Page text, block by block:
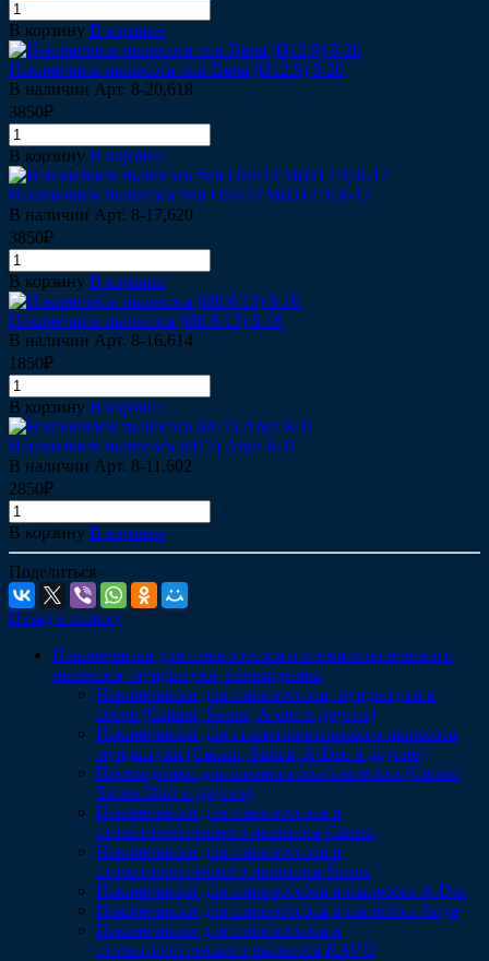
В корзину В корзине
Наконечник пылесоса тип Darta (Ø12.9) 8-20
В наличии Арт. 8-20,618
3850₽
В корзину В корзине
Наконечник пылесоса тип OSSTEM(Ø12.9) 8-17
В наличии Арт. 8-17,620
3850₽
В корзину В корзине
Наконечник пылесоса (Ø8.6/13) 8-16
В наличии Арт. 8-16,614
1850₽
В корзину В корзине
Наконечник пылесоса (Ø17) Anya 8-11
В наличии Арт. 8-11,602
2850₽
В корзину В корзине
Поделиться
Назад к списку
Наконечники для слюноотсоса и стоматологического
пылесоса, мундштуки, переходники
Наконечники для слюноотсоса, мундштуки в
сборе (Cattani, Sirona, A-dec и другие)
Наконечники для стоматологического пылесоса,
мундштуки (Сattani, Sirona, A-Dec и другие)
Переходники для слюноотсоса/пылесоса (Cattani
Sirona Durr и другие)
Наконечники для слюноотсоса и
стоматологического пылесоса Cattani
Наконечники для слюноотсоса и
стоматологического пылесоса Sirona
Наконечники для слюноотсоса и пылесоса A-Dec
Наконечники для слюноотсоса и пылесоса Anya
Наконечники для слюноотсоса и
стоматологического пылесоса KAVO